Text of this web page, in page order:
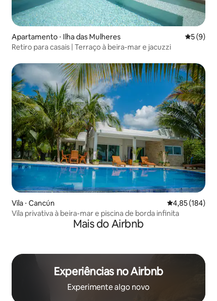
Apartamento ⋅ Ilha das Mulheres 5 de
5 (9)
Retiro para casais | Terraço à beira-mar e jacuzzi
Vila ⋅ Cancún 4,85 de uma
4,85 (184)
Vila privativa à beira-mar e piscina de borda infinita
Mais do Airbnb
Experiências no Airbnb
Experimente algo novo